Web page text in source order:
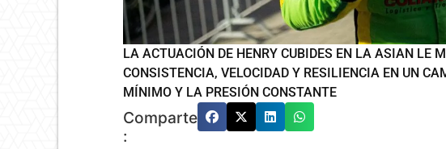
LA ACTUACIÓN DE HENRY CUBIDES EN LA ASIAN LE
CONSISTENCIA, VELOCIDAD Y RESILIENCIA EN UN
MÍNIMO Y LA PRESIÓN CONSTANTE
Comparte
: